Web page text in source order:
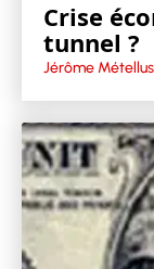
Crise
tunnel ?
Jérôme Métellus